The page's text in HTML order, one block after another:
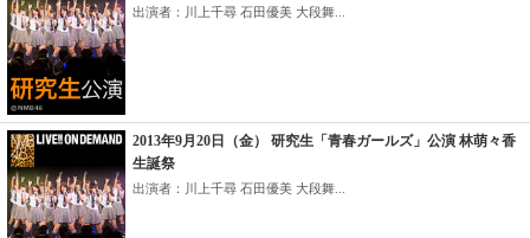
出演者：川上千尋 石田優美 大段舞...
2013年9月20日（金） 研究生「青春ガールズ」公演 林萌々香
生誕祭
出演者：川上千尋 石田優美 大段舞...